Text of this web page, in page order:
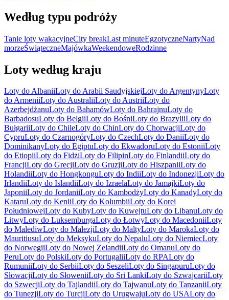
Według typu podróży
Tanie loty wakacyjneCity breakLast minuteEgzotyczneNartyNad
morzeŚwiąteczneMajówkaWeekendoweRodzinne
Loty według kraju
Loty do AlbaniiLoty do Arabii SaudyjskiejLoty do ArgentynyLoty
do ArmeniiLoty do AustraliiLoty do AustriiLoty do
AzerbejdżanuLoty do BahamówLoty do BahrajnuLoty do
BarbadosuLoty do BelgiiLoty do BośniLoty do BrazyliiLoty do
BułgariiLoty do ChileLoty do ChinLoty do ChorwacjiLoty do
CypruLoty do CzarnogóryLoty do CzechLoty do DaniiLoty do
DominikanyLoty do EgiptuLoty do EkwadoruLoty do EstoniiLoty
do EtiopiiLoty do FidżiLoty do FilipinLoty do FinlandiiLoty do
FrancjiLoty do GrecjiLoty do GruzjiLoty do HiszpaniiLoty do
HolandiiLoty do HongkonguLoty do IndiiLoty do IndonezjiLoty do
IrlandiiLoty do IslandiiLoty do IzraelaLoty do JamajkiLoty do
JaponiiLoty do JordaniiLoty do KambodżyLoty do KanadyLoty do
KataruLoty do KeniiLoty do KolumbiiLoty do Korei
PołudniowejLoty do KubyLoty do KuwejtuLoty do LibanuLoty do
LitwyLoty do LuksemburgaLoty do ŁotwyLoty do MacedoniiLoty
do MalediwLoty do MalezjiLoty do MaltyLoty do MarokaLoty do
MauritiusuLoty do MeksykuLoty do NepaluLoty do NiemiecLoty
do NorwegiiLoty do Nowej ZelandiiLoty do OmanuLoty do
PeruLoty do PolskiLoty do PortugaliiLoty do RPALoty do
RumuniiLoty do SerbiiLoty do SeszeliLoty do SingapuruLoty do
SłowacjiLoty do SłoweniiLoty do Sri LankiLoty do SzwajcariiLoty
do SzwecjiLoty do TajlandiiLoty do TajwanuLoty do TanzaniiLoty
do TunezjiLoty do TurcjiLoty do UrugwajuLoty do USALoty do